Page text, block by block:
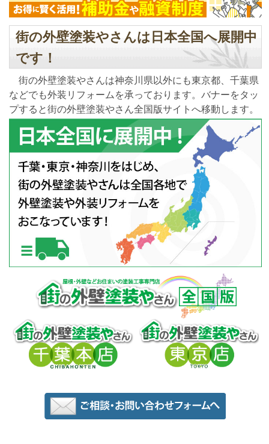
街の外壁塗装やさんは日本全国へ展開中
です！
街の外壁塗装やさんは神奈川県以外にも東京都、千葉県
などでも外装リフォームを承っております。バナーをタッ
プすると街の外壁塗装やさん全国版サイトへ移動します。